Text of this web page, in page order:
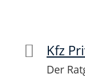
Kfz
Der